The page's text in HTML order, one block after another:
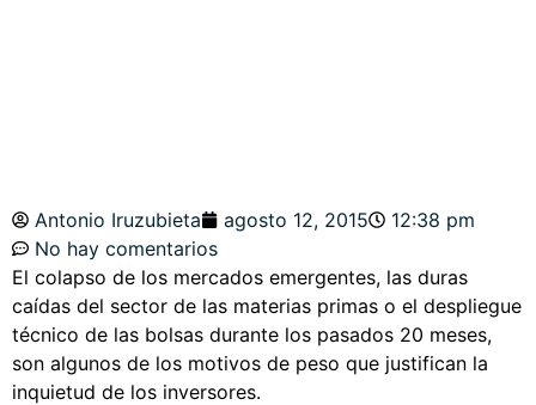
Antonio Iruzubieta agosto 12, 2015
12:38 pm
No hay comentarios
El colapso de los mercados emergentes, las duras
caídas del sector de las materias primas o el despliegue
técnico de las bolsas durante los pasados 20 meses,
son algunos de los motivos de peso que justifican la
inquietud de los inversores.